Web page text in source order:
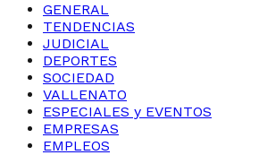
GENERAL
TENDENCIAS
JUDICIAL
DEPORTES
SOCIEDAD
VALLENATO
ESPECIALES y EVENTOS
EMPRESAS
EMPLEOS